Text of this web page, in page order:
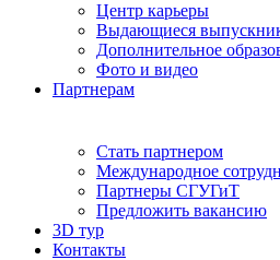
Центр карьеры
Выдающиеся
Дополнительное
Фото и видео
Партнерам
Стать партнером
Международное
Партнеры СГУГиТ
Предложить вакансию
3D тур
Контакты